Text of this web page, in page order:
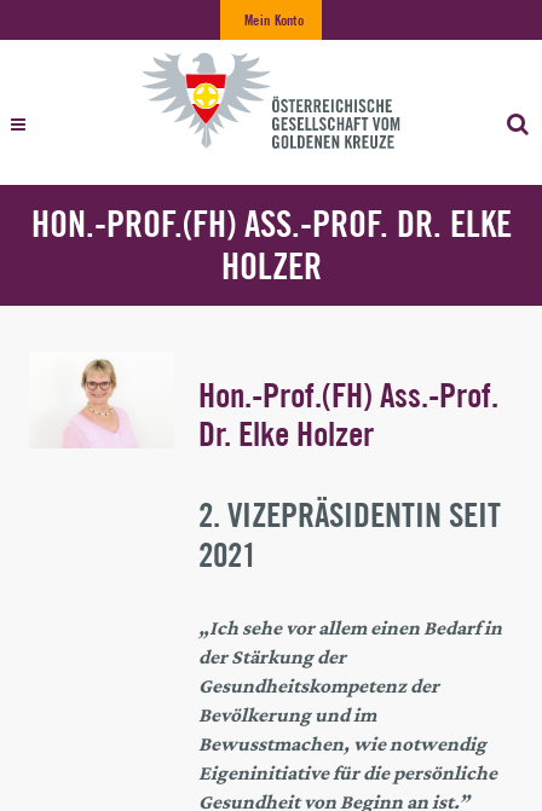
Mein Konto
HON.-PROF.(FH) ASS.-PROF. DR. ELKE
HOLZER
Hon.-Prof.(FH) Ass.-Prof.
Dr. Elke Holzer
2. VIZEPRÄSIDENTIN SEIT
2021
„Ich sehe vor allem einen Bedarf in
der Stärkung der
Gesundheitskompetenz der
Bevölkerung und im
Bewusstmachen, wie notwendig
Eigeninitiative für die persönliche
Gesundheit von Beginn an ist.”